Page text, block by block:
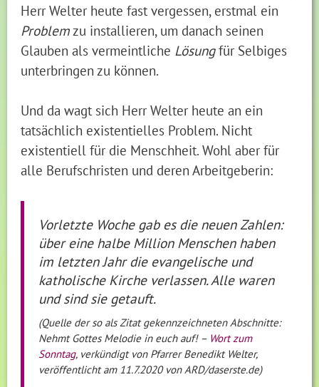
Herr Welter heute fast vergessen, erstmal ein
Problemzu installieren, um danach seinen
Glauben als vermeintliche Lösungfür Selbiges
unterbringen zu können.
Und da wagt sich Herr Welter heute an ein
tatsächlich existentielles Problem. Nicht
existentiell für die Menschheit. Wohl aber für
alle Berufschristen und deren Arbeitgeberin:
Vorletzte Woche gab es die neuen Zahlen:
über eine halbe Million Menschen haben
im letzten Jahr die evangelische und
katholische Kirche verlassen. Alle waren
und sind sie getauft.
(Quelle der so als Zitat gekennzeichneten Abschnitte:
Nehmt Gottes Melodie in euch auf! – Wort zum
Sonntag, verkündigt von Pfarrer Benedikt Welter,
veröffentlicht am 11.7.2020 von ARD/daserste.de)